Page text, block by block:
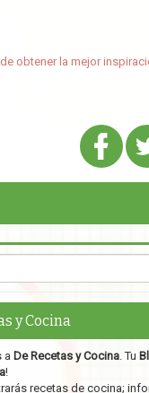
obtener la mejor
y Cocina
a De Recetas y Cocina. Tu
!
recetas de cocina;